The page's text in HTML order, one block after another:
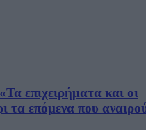
επιχειρήματα και οι
τα επόμενα που